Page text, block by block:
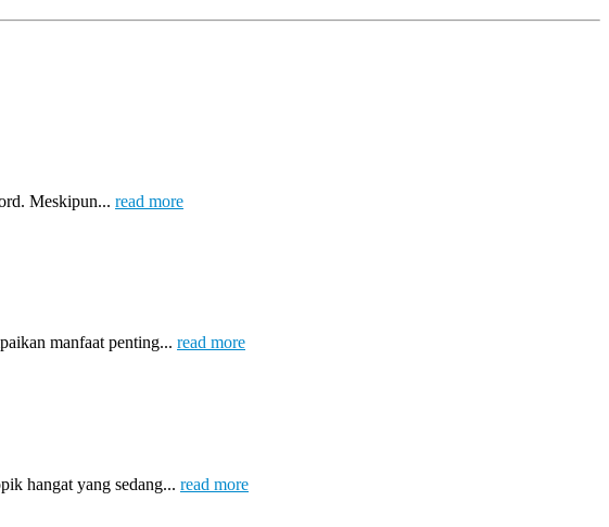
Meskipun... read more
manfaat penting... read more
hangat yang sedang... read more